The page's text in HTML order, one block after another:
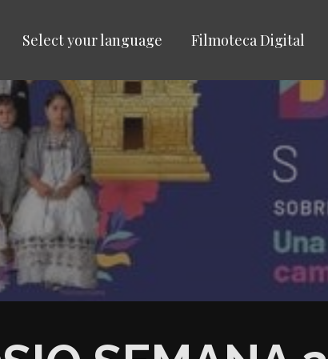
Select your language Filmoteca Digital